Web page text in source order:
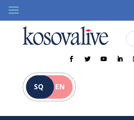
SQ EN